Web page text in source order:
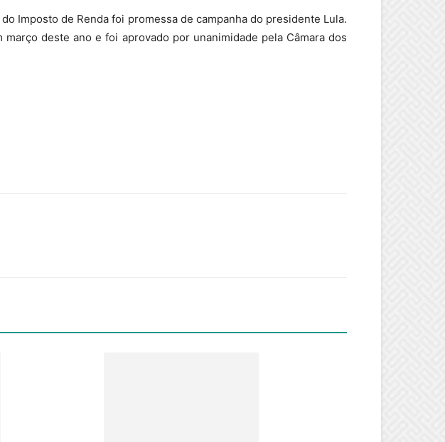
Imposto de Renda foi promessa de campanha do presidente Lula.
deste ano e foi aprovado por unanimidade pela Câmara dos